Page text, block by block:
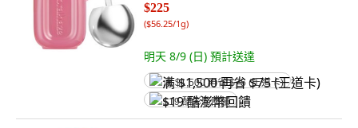
$225
($56.25/1g)
明天 8/9 (日) 預計送達
满 $1,500 再省 $75 (王道卡)
$19 酷澎幣回饋